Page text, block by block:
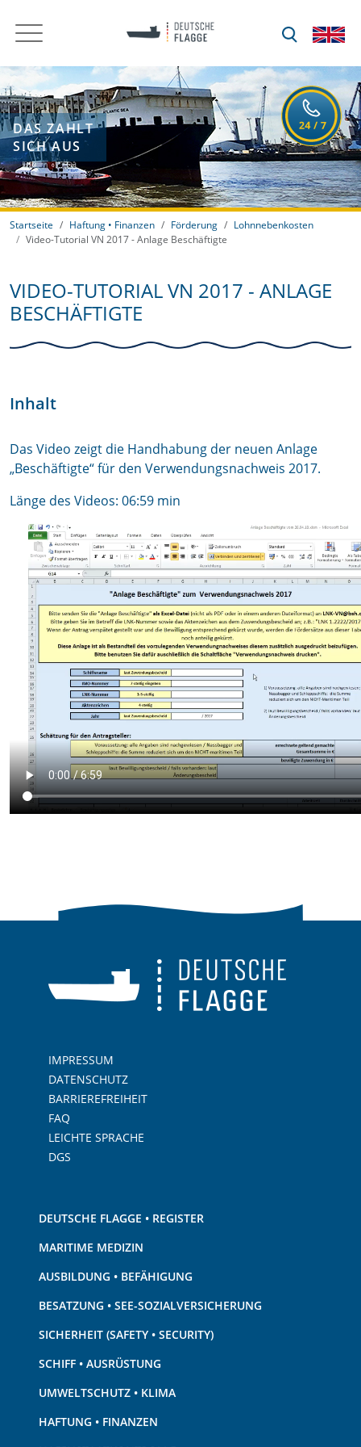
DAS ZAHLT
SICH AUS
Startseite Haftung • Finanzen Förderung
Lohnnebenkosten
Video-Tutorial VN 2017 - Anlage Beschäftigte
VIDEO-TUTORIAL VN 2017 - ANLAGE
BESCHÄFTIGTE
Inhalt
Das Video zeigt die Handhabung der neuen Anlage
„Beschäftigte“ für den Verwendungsnachweis 2017.
Länge des Videos: 06:59 min
IMPRESSUM
DATENSCHUTZ
BARRIEREFREIHEIT
FAQ
LEICHTE SPRACHE
DGS
DEUTSCHE FLAGGE • REGISTER
MARITIME MEDIZIN
AUSBILDUNG • BEFÄHIGUNG
BESATZUNG • SEE-SOZIALVERSICHERUNG
SICHERHEIT (SAFETY • SECURITY)
SCHIFF • AUSRÜSTUNG
UMWELTSCHUTZ • KLIMA
HAFTUNG • FINANZEN